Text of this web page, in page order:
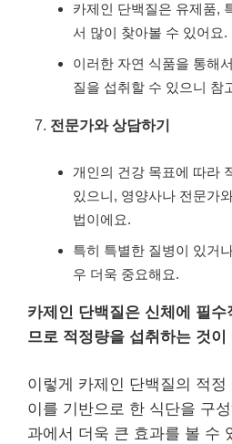
카제인 단백질은 유제품,
서 많이 찾아볼 수 있어요.
이러한 자연 식품을 통해
질을 섭취할 수 있으니 참
전문가와 상담하기
개인의 건강 목표에 따라
있으니, 영양사나 전문가
법이에요.
특히 특별한 질병이 있거
우 더욱 중요해요.
카제인 단백질은 신체에 필
므로 적정량을 섭취하는 것이
이렇게 카제인 단백질의 적
이를 기반으로 한 식단을 구
과에서 더욱 큰 효과를 볼 수